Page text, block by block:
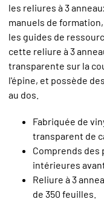
les reliures à 3
manuels de
les guides de
cette reliure à 3
transparente sur la
l'épine, et possède
au dos.
Fabriquée de
transparent de
Comprends
intérieures
Reliure à 3
de 350 feuilles.